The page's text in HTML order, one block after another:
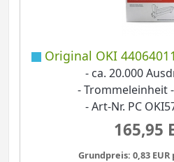
Original OKI
- ca. 20.000
- Trommeleinheit
- Art-Nr. PC
165,95
Grundpreis: 0,83